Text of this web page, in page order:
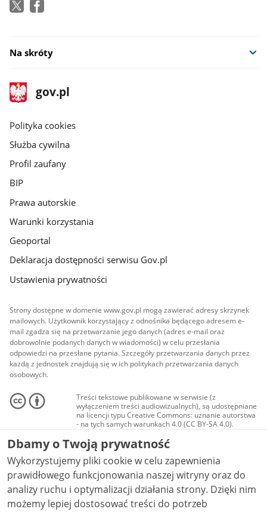
Na skróty
stopka
gov.pl
Strona
gov.pl
gov.pl
Polityka cookies
Służba cywilna
Profil zaufany
BIP
Prawa autorskie
Warunki korzystania
Geoportal
Deklaracja dostępności serwisu Gov.pl
Ustawienia prywatności
Strony dostępne w domenie www.gov.pl mogą zawierać adresy skrzynek
mailowych. Użytkownik korzystający z odnośnika będącego adresem e-
mail zgadza się na przetwarzanie jego danych (adres e-mail oraz
dobrowolnie podanych danych w wiadomości) w celu przesłania
odpowiedzi na przesłane pytania. Szczegóły przetwarzania danych przez
każdą z jednostek znajdują się w ich politykach przetwarzania danych
osobowych.
Treści tekstowe publikowane w serwisie (z
wyłączeniem treści audiowizualnych), są udostępniane
na licencji typu Creative Commons: uznanie autorstwa
- na tych samych warunkach 4.0 (CC BY-SA 4.0).
Materiały audiowizualne, w tym zdjęcia, materiały
audio i wideo, są udostępniane na licencji typu
Creative Commons: uznanie autorstwa użycie
niekomercyjne - bez utworów zależnych 4.0 (CC BY-
NC-ND 4.0), o ile nie jest to stwierdzone inaczej.
Dbamy o Twoją prywatność
Wykorzystujemy pliki cookie w celu zapewnienia
prawidłowego funkcjonowania naszej witryny oraz do
analizy ruchu i optymalizacji działania strony. Dzięki nim
możemy lepiej dostosować treści do potrzeb